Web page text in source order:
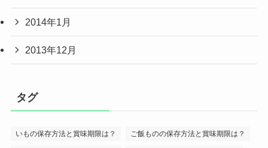
2014年1月
2013年12月
タグ
いもの保存方法と賞味期限は？ ご飯ものの保存方法と賞味期限は？